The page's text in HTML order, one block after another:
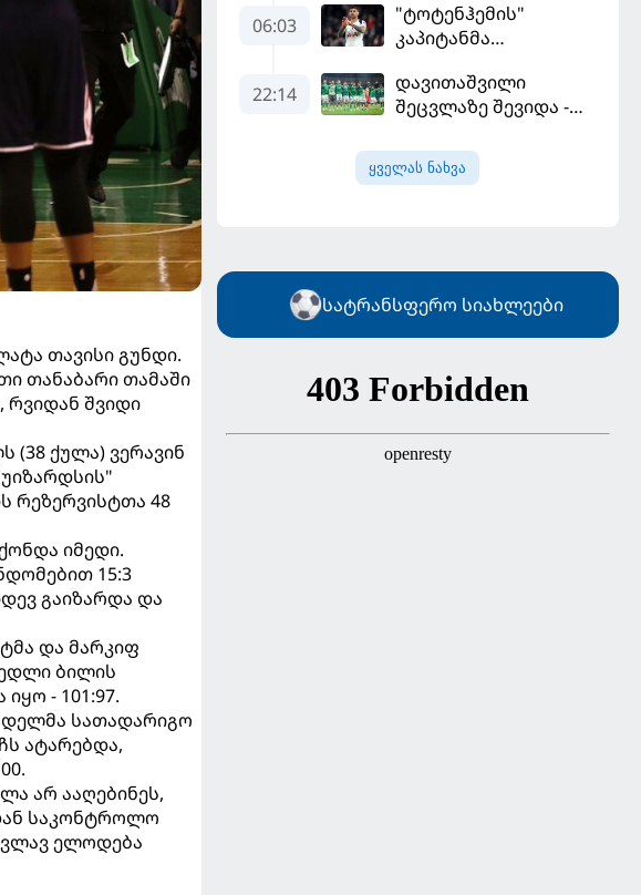
თავისი გუნდი.
თანაბარი თამაში
შვიდი
ქულა) ვერავინ
რეზერვისტთა 48
იმედი.
15:3
გაიზარდა და
და მარკიფ
ბილის
- 101:97.
სათადარიგო
ატარებდა,
არ ააღებინეს,
საკონტროლო
ელოდება
შეეფერება" -
მოურინიომ "რეალის"
გააკრიტიკა
06:03
"ტოტენჰემის"
კაპიტანმა
გადასვლის სურვილი
გამოთქვა
22:14
დავითაშვილი
შეცვლაზე შევიდა -
"სოშოს" მოუგო
ყველას ნახვა
სატრანსფერო სიახლეები